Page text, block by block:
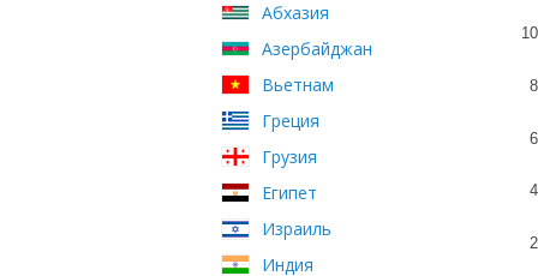
Абхазия
Азербайджан
Вьетнам
Греция
Грузия
Египет
Израиль
Индия